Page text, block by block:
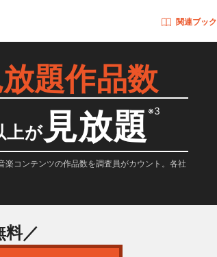
関連ブック
題作品数
上が 見放題※3
コンテンツの作品数を調査員がカウント。各社
料／